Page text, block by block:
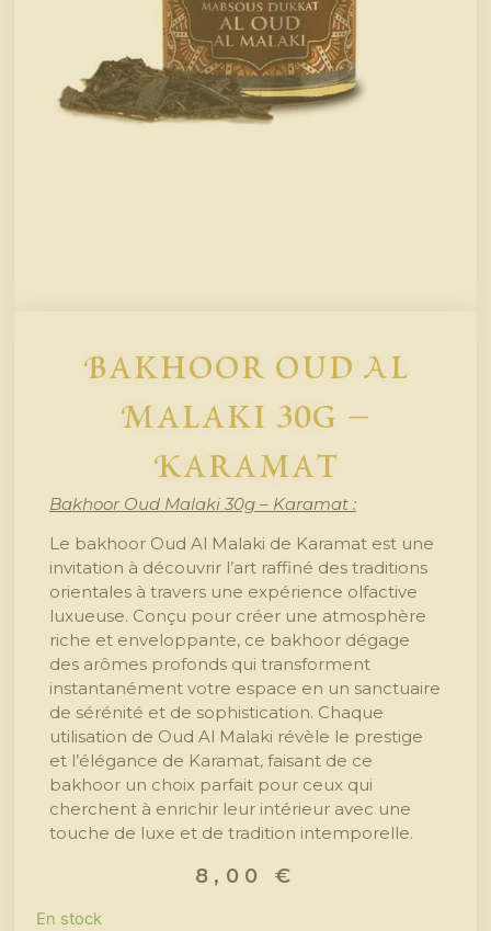
Bakhoor Oud Al
Malaki 30g –
Karamat
Bakhoor Oud Malaki 30g – Karamat :
Le bakhoor Oud Al Malaki de Karamat est une
invitation à découvrir l’art raffiné des traditions
orientales à travers une expérience olfactive
luxueuse. Conçu pour créer une atmosphère
riche et enveloppante, ce bakhoor dégage
des arômes profonds qui transforment
instantanément votre espace en un sanctuaire
de sérénité et de sophistication. Chaque
utilisation de Oud Al Malaki révèle le prestige
et l’élégance de Karamat, faisant de ce
bakhoor un choix parfait pour ceux qui
cherchent à enrichir leur intérieur avec une
touche de luxe et de tradition intemporelle.
8,00 €
En stock